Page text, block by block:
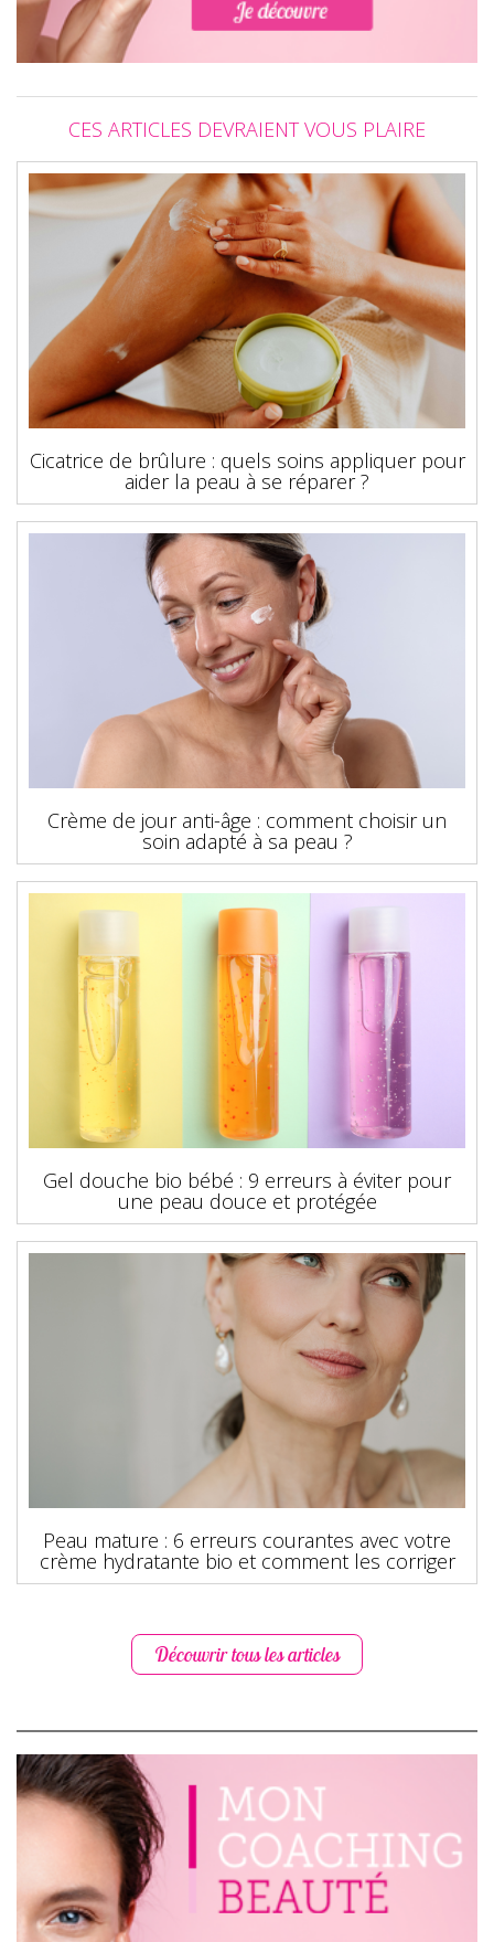
CES ARTICLES DEVRAIENT VOUS PLAIRE
Cicatrice de brûlure : quels soins appliquer pour
aider la peau à se réparer ?
Crème de jour anti-âge : comment choisir un
soin adapté à sa peau ?
Gel douche bio bébé : 9 erreurs à éviter pour
une peau douce et protégée
Peau mature : 6 erreurs courantes avec votre
crème hydratante bio et comment les corriger
Découvrir tous les articles